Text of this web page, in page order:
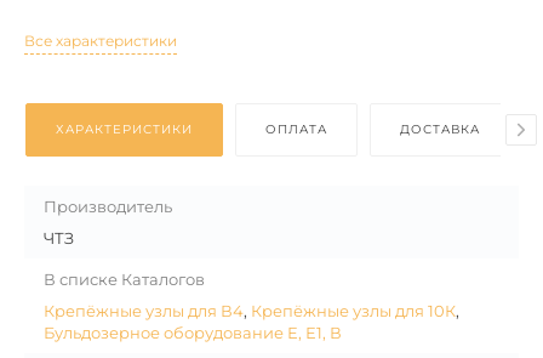
Все характеристики
ХАРАКТЕРИСТИКИ ОПЛАТА ДОСТАВКА
Производитель
ЧТЗ
В списке Каталогов
Крепёжные узлы для В4, Крепёжные узлы для 10К,
Бульдозерное оборудование Е, Е1, В